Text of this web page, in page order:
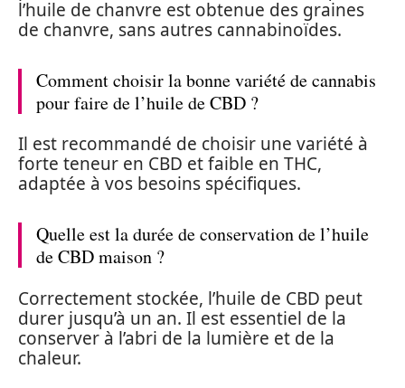
l’huile de chanvre est obtenue des graines
de chanvre, sans autres cannabinoïdes.
Comment choisir la bonne variété de cannabis
pour faire de l’huile de CBD ?
Il est recommandé de choisir une variété à
forte teneur en CBD et faible en THC,
adaptée à vos besoins spécifiques.
Quelle est la durée de conservation de l’huile
de CBD maison ?
Correctement stockée, l’huile de CBD peut
durer jusqu’à un an. Il est essentiel de la
conserver à l’abri de la lumière et de la
chaleur.